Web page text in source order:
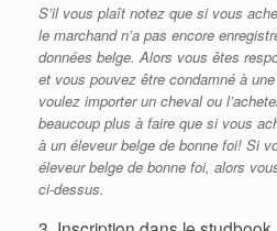
S’il vous plaît notez que si vous
le marchand n’a pas encore
données belge. Alors vous êtes
et vous pouvez être condamné à
voulez importer un cheval ou
beaucoup plus à faire que si vous
à un éleveur belge de bonne foi! Si
éleveur belge de bonne foi, alors
ci-dessus.